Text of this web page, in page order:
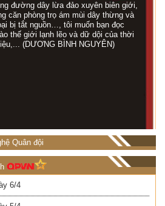
đường dây lừa đảo xuyên biên giới,
căn phòng trọ ám mùi dây thừng và
bị tắt nguồn…, tôi muốn bạn đọc
thế giới lạnh lẽo và dữ dội của thời
(DƯƠNG BÌNH NGUYÊN)
Quân đội
6/4